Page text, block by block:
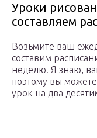
Уроки
составляем
Возьмите ваш
составим
неделю. Я знаю,
поэтому вы
урок на два